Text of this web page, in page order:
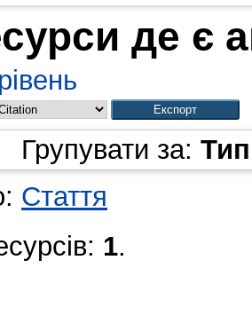
де є
Групувати за:
Стаття
1.